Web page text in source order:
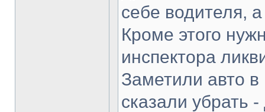
себе водителя,
Кроме этого
инспектора
Заметили авто
сказали убрать